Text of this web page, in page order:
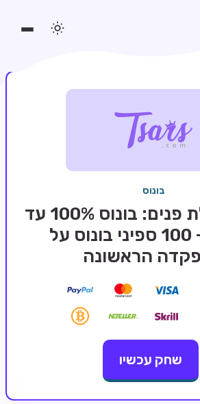
בונוס
חבילת קבלת פנים: בונוס 100% עד
300€ + 100 ספיני בונוס על
הראשונה
שחק עכשיו